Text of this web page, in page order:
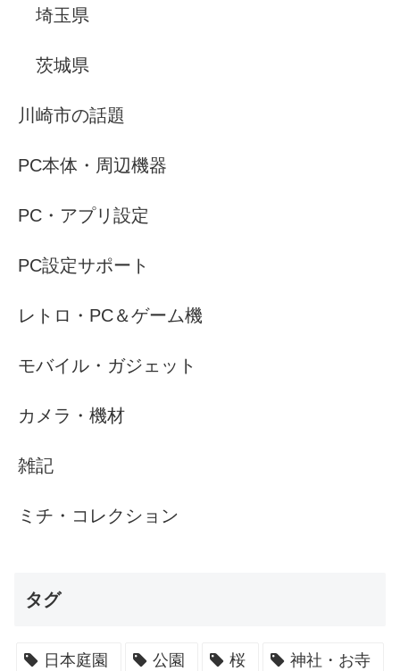
埼玉県
茨城県
川崎市の話題
PC本体・周辺機器
PC・アプリ設定
PC設定サポート
レトロ・PC＆ゲーム機
モバイル・ガジェット
カメラ・機材
雑記
ミチ・コレクション
タグ
日本庭園 公園 桜 神社・お寺